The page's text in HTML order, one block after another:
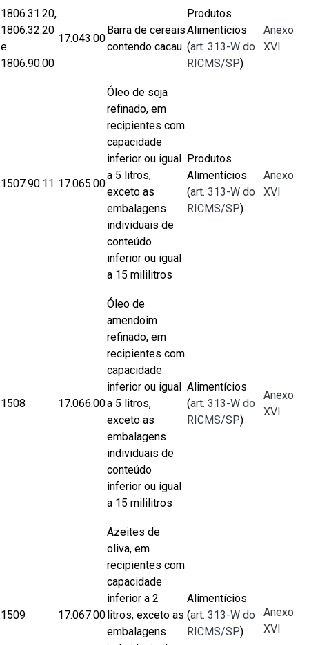
1806.31.20,
1806.32.20
e
1806.90.00
17.043.00
Barra de cereais
contendo cacau
Produtos
Alimentícios
(art. 313-W do
RICMS/SP)
Anexo
XVI
1507.90.11 17.065.00
Óleo de soja
refinado, em
recipientes com
capacidade
inferior ou igual
a 5 litros,
exceto as
embalagens
individuais de
conteúdo
inferior ou igual
a 15 mililitros
Produtos
Alimentícios
(art. 313-W do
RICMS/SP)
Anexo
XVI
1508 17.066.00
Óleo de
amendoim
refinado, em
recipientes com
capacidade
inferior ou igual
a 5 litros,
exceto as
embalagens
individuais de
conteúdo
inferior ou igual
a 15 mililitros
Alimentícios
(art. 313-W do
RICMS/SP)
Anexo
XVI
1509 17.067.00
Azeites de
oliva, em
recipientes com
capacidade
inferior a 2
litros, exceto as
embalagens
Alimentícios
(art. 313-W do
RICMS/SP)
Anexo
XVI